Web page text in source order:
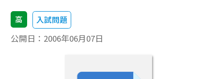
高 入試問題
公開日： 2006年06月07日